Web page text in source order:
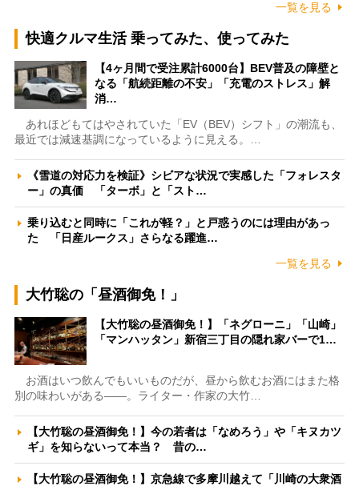
一覧を見る
快適クルマ生活 乗ってみた、使ってみた
【4ヶ月間で受注累計6000台】BEV普及の障壁と
なる「航続距離の不安」「充電のストレス」解
消…
あれほどもてはやされていた「EV（BEV）シフト」の潮流も、
最近では減速基調になっているように見える。…
《雪道の対応力を検証》シビアな状況で実感した「フォレスタ
ー」の真価 「ターボ」と「スト…
乗り込むと同時に「これが軽？」と戸惑うのには理由があっ
た 「日産ルークス」さらなる躍進…
一覧を見る
大竹聡の「昼酒御免！」
【大竹聡の昼酒御免！】「ネグローニ」「山崎」
「マンハッタン」新宿三丁目の隠れ家バーで1…
お酒はいつ飲んでもいいものだが、昼から飲むお酒にはまた格
別の味わいがある――。ライター・作家の大竹…
【大竹聡の昼酒御免！】今の若者は「なめろう」や「キヌカツ
ギ」を知らないって本当？ 昔の…
【大竹聡の昼酒御免！】京急線で多摩川越えて「川崎の大衆酒